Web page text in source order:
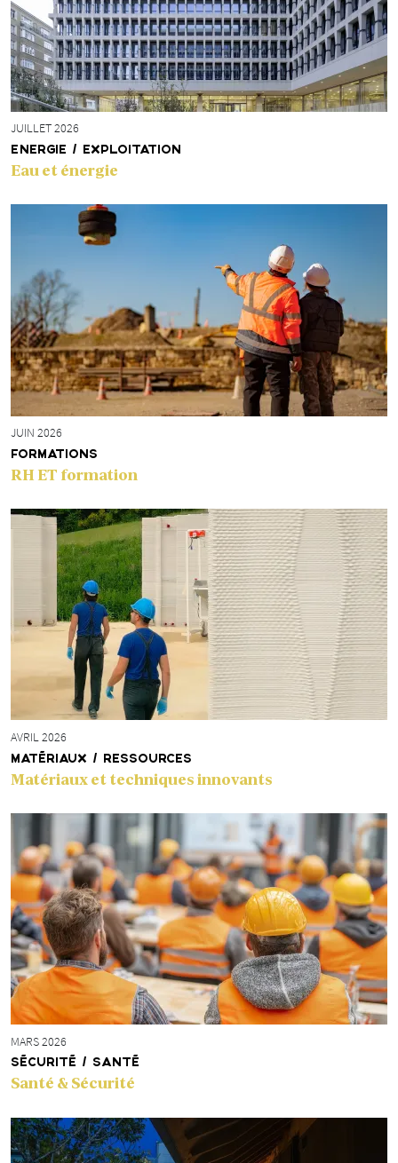
JUILLET 2026
ENERGIE / EXPLOITATION
Eau et énergie
JUIN 2026
FORMATIONS
RH ET formation
AVRIL 2026
MATÉRIAUX / RESSOURCES
Matériaux et techniques innovants
MARS 2026
SÉCURITÉ / SANTÉ
Santé & Sécurité